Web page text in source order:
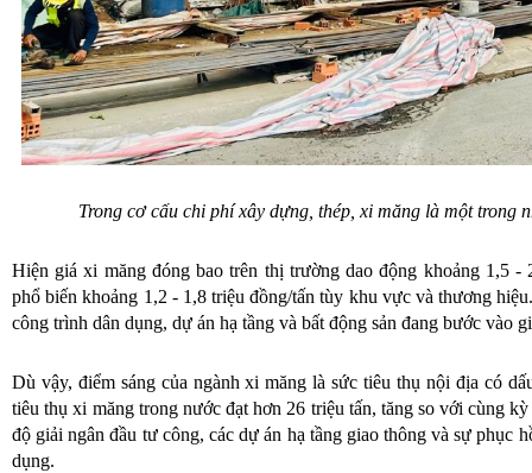
Trong cơ cấu chi phí xây dựng, thép, xi măng là một trong
Hiện giá xi măng đóng bao trên thị trường dao động khoảng 1,5
phổ biến khoảng 1,2 - 1,8 triệu đồng/tấn tùy khu vực và thương
công trình dân dụng, dự án hạ tầng và bất động sản đang bước vào
Dù vậy, điểm sáng của ngành xi măng là sức tiêu thụ nội địa có
tiêu thụ xi măng trong nước đạt hơn 26 triệu tấn, tăng so với cùng
độ giải ngân đầu tư công, các dự án hạ tầng giao thông và sự phục
dụng.